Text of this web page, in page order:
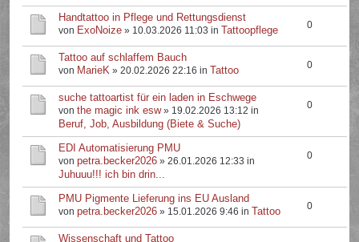
Handtattoo in Pflege und Rettungsdienst
von ExoNoize » 10.03.2026 11:03 in Tattoopflege 0
Tattoo auf schlaffem Bauch
von MarieK » 20.02.2026 22:16 in Tattoo 0
suche tattoartist für ein laden in Eschwege
vonthe magic ink esw» 19.02.2026 13:12 in
Beruf, Job, Ausbildung (Biete & Suche)
0
EDI Automatisierung PMU
vonpetra.becker2026 » 26.01.2026 12:33 in
Juhuuu!!! ich bin drin...
0
PMU Pigmente Lieferung ins EU Ausland
vonpetra.becker2026 » 15.01.2026 9:46 in Tattoo 0
Wissenschaft und Tattoo